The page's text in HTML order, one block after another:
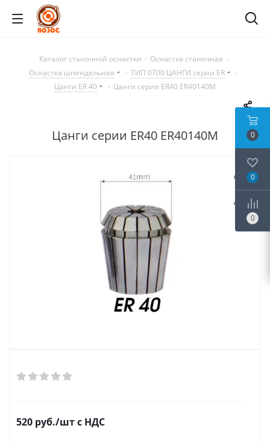
Каталог станочной оснастки - Оснастка станочная -
Оснастка шпиндельная
- ТИП 0700 ЦАНГИ серии ER
-
Цанги ER 40
- Цанги серии ER40 ER40140M
Цанги серии ER40 ER40140M
520 руб./штс НДС
0
0
0